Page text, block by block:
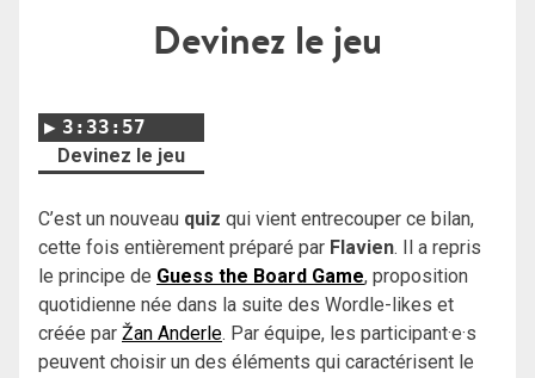
Devinez le jeu
3:33:57
Devinez le jeu
C’est un nouveau quiz qui vient entrecouper ce bilan,
cette fois entièrement préparé par Flavien. Il a repris
le principe de Guess the Board Game, proposition
quotidienne née dans la suite des Wordle-likes et
créée par Žan Anderle. Par équipe, les participant·e·s
peuvent choisir un des éléments qui caractérisent le